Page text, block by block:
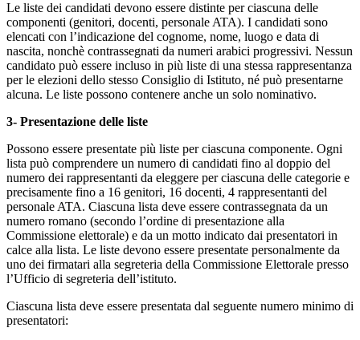
Le liste dei candidati devono essere distinte per ciascuna delle
componenti (genitori, docenti, personale ATA). I candidati sono
elencati con l’indicazione del cognome, nome, luogo e data di
nascita, nonchè contrassegnati da numeri arabici progressivi. Nessun
candidato può essere incluso in più liste di una stessa rappresentanza
per le elezioni dello stesso Consiglio di Istituto, né può presentarne
alcuna. Le liste possono contenere anche un solo nominativo.
3- Presentazione delle liste
Possono essere presentate più liste per ciascuna componente. Ogni
lista può comprendere un numero di candidati fino al doppio del
numero dei rappresentanti da eleggere per ciascuna delle categorie e
precisamente fino a 16 genitori, 16 docenti, 4 rappresentanti del
personale ATA. Ciascuna lista deve essere contrassegnata da un
numero romano (secondo l’ordine di presentazione alla
Commissione elettorale) e da un motto indicato dai presentatori in
calce alla lista. Le liste devono essere presentate personalmente da
uno dei firmatari alla segreteria della Commissione Elettorale presso
l’Ufficio di segreteria dell’istituto.
Ciascuna lista deve essere presentata dal seguente numero minimo di
presentatori: